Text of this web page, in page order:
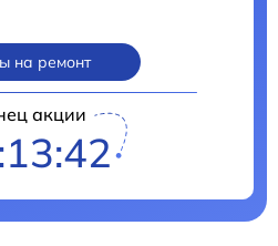
на ремонт
акции